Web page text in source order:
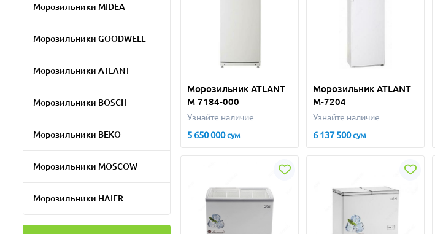
Морозильники MIDEA
Морозильники GOODWELL
Морозильники ATLANT
Морозильники BOSCH
Морозильники BEKO
Морозильники MOSCOW
Морозильники HAIER
Морозильник ATLANT
М 7184-000
Узнайте наличие
5 650 000сум
Морозильник ATLANT
М-7204
Узнайте наличие
6 137 500сум